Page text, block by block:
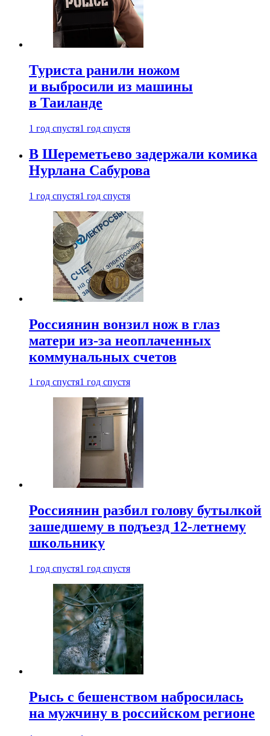
Туриста ранили ножом
и выбросили из машины
в Таиланде
1 год спустя1 год спустя
В Шереметьево задержали комика
Нурлана Сабурова
1 год спустя1 год спустя
Россиянин вонзил нож в глаз
матери из-за неоплаченных
коммунальных счетов
1 год спустя1 год спустя
Россиянин разбил голову бутылкой
зашедшему в подъезд 12-летнему
школьнику
1 год спустя1 год спустя
Рысь с бешенством набросилась
на мужчину в российском регионе